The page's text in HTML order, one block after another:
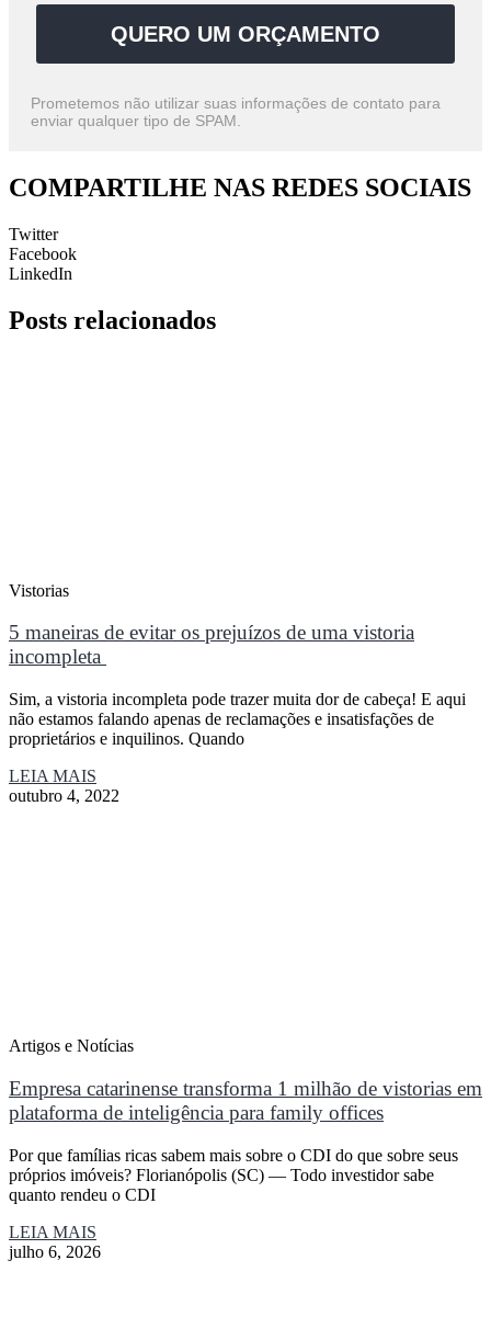
QUERO UM ORÇAMENTO
Prometemos não utilizar suas informações de contato para
enviar qualquer tipo de SPAM.
COMPARTILHE NAS REDES SOCIAIS
Twitter
Facebook
LinkedIn
Posts relacionados
Vistorias
5 maneiras de evitar os prejuízos de uma vistoria
incompleta
Sim, a vistoria incompleta pode trazer muita dor de cabeça! E aqui
não estamos falando apenas de reclamações e insatisfações de
proprietários e inquilinos. Quando
LEIA MAIS
outubro 4, 2022
Artigos e Notícias
Empresa catarinense transforma 1 milhão de vistorias em
plataforma de inteligência para family offices
Por que famílias ricas sabem mais sobre o CDI do que sobre seus
próprios imóveis? Florianópolis (SC) — Todo investidor sabe
quanto rendeu o CDI
LEIA MAIS
julho 6, 2026